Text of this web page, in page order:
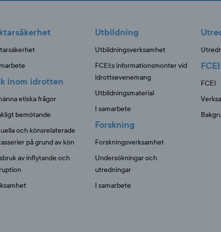
inom idrotten
etiska frågor
bemötande
och könsrelaterade
på grund av kön
av inflytande och
Utbildning
Utbildningsverksamhet
FCEI:s informationsmonter vid
idrottsevenemang
Utbildningsmaterial
I samarbete
Forskning
Forskningsverksamhet
Undersökningar och
utredningar
I samarbete
FCEI
FCEI